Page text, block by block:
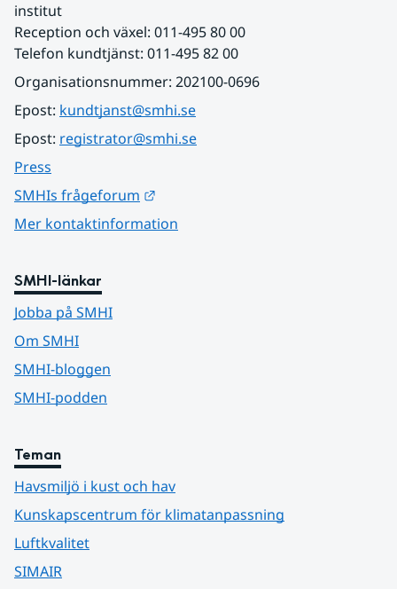
institut
Reception och växel: 011-495 80 00
Telefon kundtjänst: 011-495 82 00
Organisationsnummer: 202100-0696
Epost: kundtjanst@smhi.se
Epost: registrator@smhi.se
Press
SMHIs frågeforum
Mer kontaktinformation
SMHI-länkar
Jobba på SMHI
Om SMHI
SMHI-bloggen
SMHI-podden
Teman
Havsmiljö i kust och hav
Kunskapscentrum för klimatanpassning
Luftkvalitet
SIMAIR